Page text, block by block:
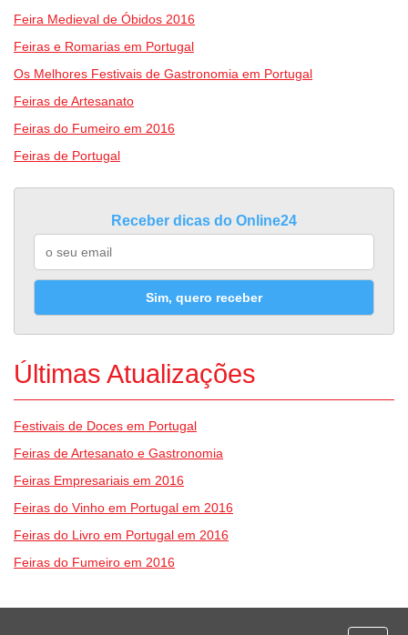
Feira Medieval de Óbidos 2016
Feiras e Romarias em Portugal
Os Melhores Festivais de Gastronomia em Portugal
Feiras de Artesanato
Feiras do Fumeiro em 2016
Feiras de Portugal
Receber dicas do Online24
Sim, quero receber
Últimas Atualizações
Festivais de Doces em Portugal
Feiras de Artesanato e Gastronomia
Feiras Empresariais em 2016
Feiras do Vinho em Portugal em 2016
Feiras do Livro em Portugal em 2016
Feiras do Fumeiro em 2016